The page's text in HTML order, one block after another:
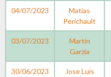
04/07/2023
Matias
Perichault
03/07/2023
Martín
Garzia
30/06/2023
Jose Luis